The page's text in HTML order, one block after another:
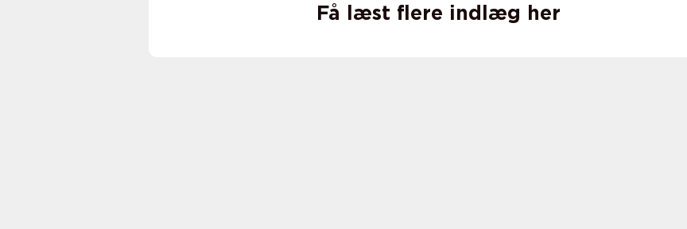
Få læst flere indlæg her